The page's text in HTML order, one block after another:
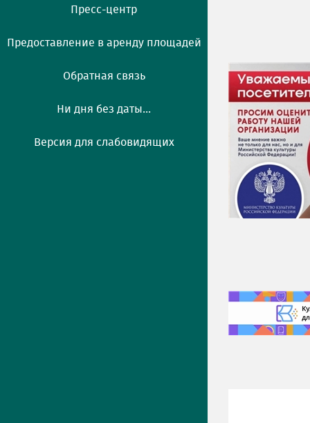
Пресс-центр
Предоставление в аренду площадей
Обратная связь
Ни дня без даты...
Версия для слабовидящих